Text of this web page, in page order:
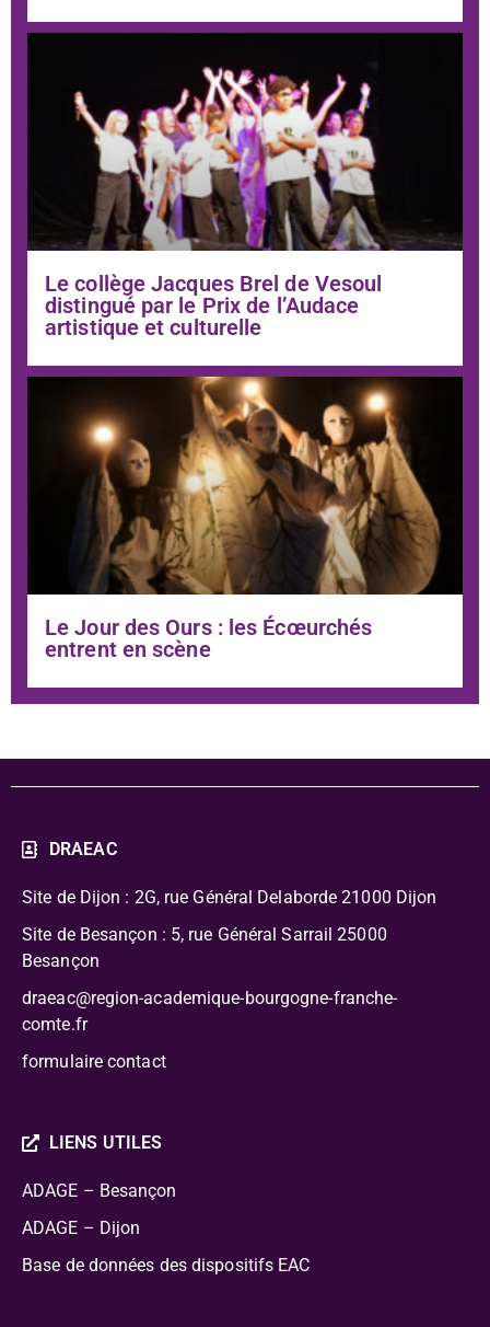
Le collège Jacques Brel de Vesoul
distingué par le Prix de l’Audace
artistique et culturelle
Le Jour des Ours : les Écœurchés
entrent en scène
DRAEAC
Site de Dijon : 2G, rue Général Delaborde 21000 Dijon
Site de Besançon : 5, rue Général Sarrail 25000
Besançon
draeac@region-academique-bourgogne-franche-
comte.fr
formulaire contact
LIENS UTILES
ADAGE – Besançon
ADAGE – Dijon
Base de données des dispositifs EAC